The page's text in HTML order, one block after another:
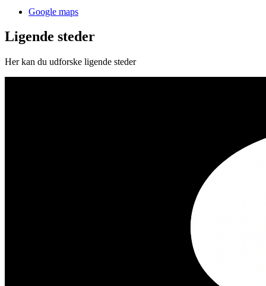
Google maps
Ligende steder
Her kan du udforske ligende steder